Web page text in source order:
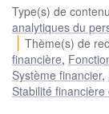
Type(s) de contenu
analytiques du
Thème(s) de
financière,
Système financier,
Stabilité